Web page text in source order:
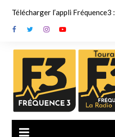
contenu
Télécharger l’appli Fréquence3 :